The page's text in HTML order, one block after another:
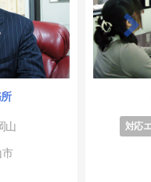
山
市
対応